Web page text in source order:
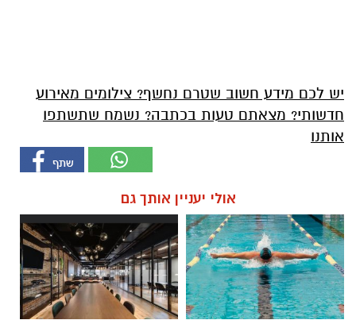
יש לכם מידע חשוב שטרם נחשף? צילומים מאירוע
חדשותי? מצאתם טעות בכתבה? נשמח שתשתפו
אותנו
אולי יעניין אותך גם